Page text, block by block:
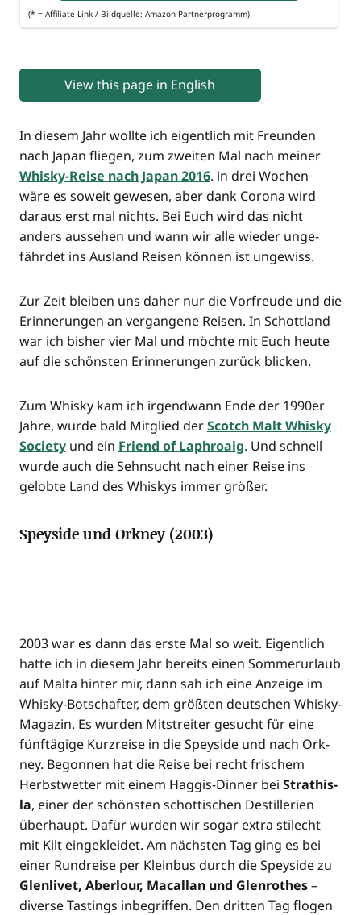
(* = Affi­lia­te-Link / Bild­quel­le: Amazon-Partnerprogramm)
View this page in English
In die­sem Jahr woll­te ich eigent­lich mit Freun­den
nach Japan flie­gen, zum zwei­ten Mal nach mei­ner
Whis­ky-Rei­se nach Japan 2016. in drei Wochen
wäre es soweit gewe­sen, aber dank Coro­na wird
dar­aus erst mal nichts. Bei Euch wird das nicht
anders aus­se­hen und wann wir alle wie­der unge­
fähr­det ins Aus­land Rei­sen kön­nen ist ungewiss.
Zur Zeit blei­ben uns daher nur die Vor­freu­de und die
Erin­ne­run­gen an ver­gan­ge­ne Rei­sen. In Schott­land
war ich bis­her vier Mal und möch­te mit Euch heu­te
auf die schöns­ten Erin­ne­run­gen zurück blicken.
Zum Whis­ky kam ich irgend­wann Ende der 1990er
Jah­re, wur­de bald Mit­glied derScotch Malt Whis­ky
Socie­tyund ein Fri­end of Laphro­aig. Und schnell
wur­de auch die Sehn­sucht nach einer Rei­se ins
gelob­te Land des Whis­kys immer größer.
Speyside und Orkney (2003)
2003 war es dann das ers­te Mal so weit. Eigent­lich
hat­te ich in die­sem Jahr bereits einen Som­mer­ur­laub
auf Mal­ta hin­ter mir, dann sah ich eine Anzei­ge im
Whis­ky-Bot­schaf­ter, dem größ­ten deut­schen Whis­ky-
Maga­zin. Es wur­den Mit­strei­ter gesucht für eine
fünf­tä­gi­ge Kurz­rei­se in die Spey­si­de und nach Ork­
ney. Begon­nen hat die Rei­se bei recht fri­schem
Herbst­wet­ter mit einem Hag­gis-Din­ner bei Stra­this­
la, einer der schöns­ten schot­ti­schen Destil­le­rien
über­haupt. Dafür wur­den wir sogar extra stil­echt
mit Kilt ein­ge­klei­det. Am nächs­ten Tag ging es bei
einer Rund­rei­se per Klein­bus durch die Spey­si­de zu
Glen­li­vet, Aber­lour, Macal­lan und Glen­ro­thes–
diver­se Tastings inbe­grif­fen. Den drit­ten Tag flo­gen